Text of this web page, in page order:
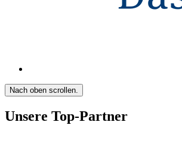
Nach oben scrollen.
Unsere Top-Partner